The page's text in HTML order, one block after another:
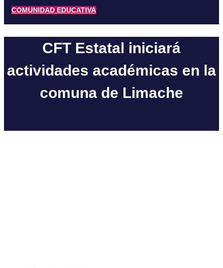
COMUNIDAD EDUCATIVA
CFT Estatal iniciará
actividades académicas en la
comuna de Limache